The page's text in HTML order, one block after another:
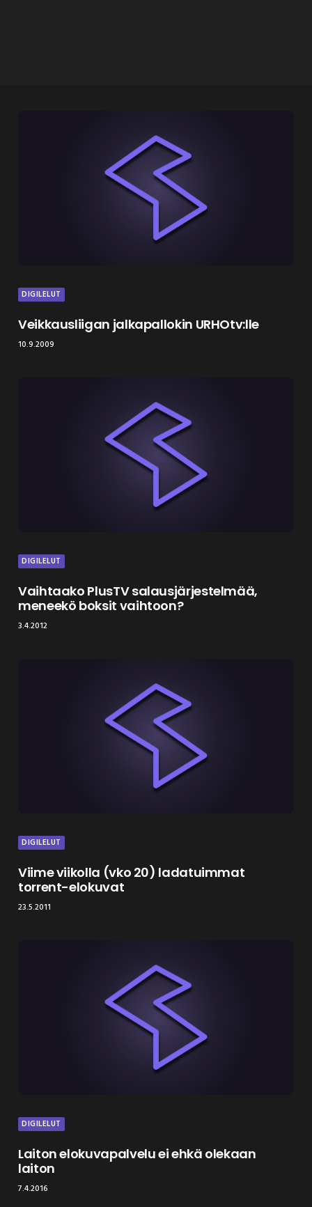
DIGILELUT
Veikkausliigan jalkapallokin URHOtv:lle
10.9.2009
DIGILELUT
Vaihtaako PlusTV salausjärjestelmää,
meneekö boksit vaihtoon?
3.4.2012
DIGILELUT
Viime viikolla (vko 20) ladatuimmat
torrent-elokuvat
23.5.2011
DIGILELUT
Laiton elokuvapalvelu ei ehkä olekaan
laiton
7.4.2016